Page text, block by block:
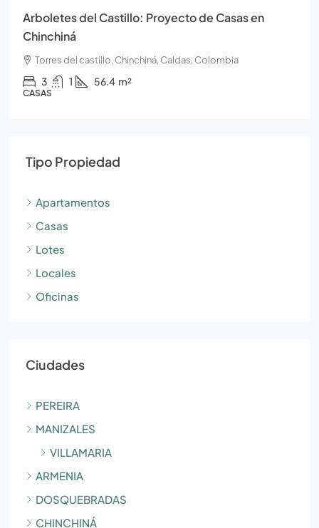
Torres del Castillo Proyecto de apartamentos en
Chinchiná
Torres del castillo, Chinchiná, Caldas, Colombia
2 1 33.7 m²
APARTAMENTOS
Tipo Propiedad
Apartamentos
Casas
Lotes
Locales
Oficinas
Ciudades
PEREIRA
MANIZALES
VILLAMARIA
ARMENIA
DOSQUEBRADAS
CHINCHINÁ